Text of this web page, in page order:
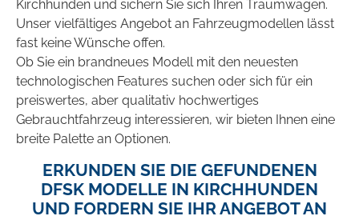
Kirchhunden und sichern Sie sich Ihren Traumwagen.
Unser vielfältiges Angebot an Fahrzeugmodellen lässt
fast keine Wünsche offen.
Ob Sie ein brandneues Modell mit den neuesten
technologischen Features suchen oder sich für ein
preiswertes, aber qualitativ hochwertiges
Gebrauchtfahrzeug interessieren, wir bieten Ihnen eine
breite Palette an Optionen.
ERKUNDEN SIE DIE GEFUNDENEN
DFSK MODELLE IN KIRCHHUNDEN
UND FORDERN SIE IHR ANGEBOT AN